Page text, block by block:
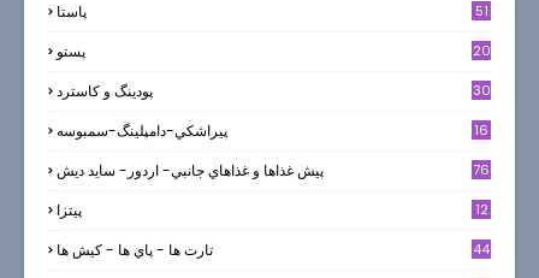
پاستا 51
پستو 20
پودینگ و کاسترد 30
پيراشكي-دامپلينگ-سمبوسه 16
پيش غذاها و غذاهاي جانبي- اردور- سايد ديش 76
پیتزا 12
تارت ها - پاي ها - كيش ها 44